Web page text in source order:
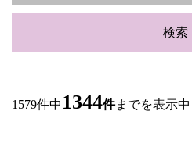
検索
1579件中 1344件までを表示中